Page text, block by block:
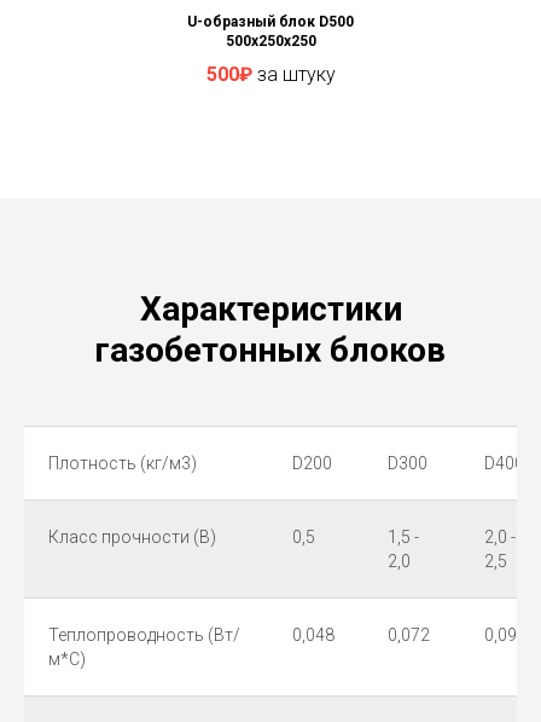
U-образный блок D500
500x250x250
500₽за штуку
Характеристики
газобетонных блоков
Плотность (кг/м3) D200 D300 D400
Класс прочности (B) 0,5
1,5 -
2,0
2,0 -
2,5
Теплопроводность (Вт/
м*С)
0,048 0,072 0,096